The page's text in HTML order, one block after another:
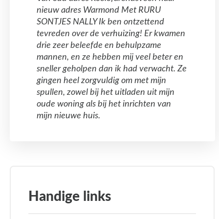
nieuw adres Warmond Met RURU
SONTJES NALLY Ik ben ontzettend
tevreden over de verhuizing! Er kwamen
drie zeer beleefde en behulpzame
mannen, en ze hebben mij veel beter en
sneller geholpen dan ik had verwacht. Ze
gingen heel zorgvuldig om met mijn
spullen, zowel bij het uitladen uit mijn
oude woning als bij het inrichten van
mijn nieuwe huis.
Handige links